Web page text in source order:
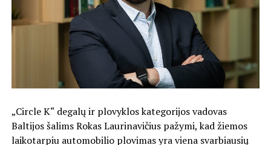
„Circle K“ degalų ir plovyklos kategorijos vadovas
Baltijos šalims Rokas Laurinavičius pažymi, kad žiemos
laikotarpiu automobilio plovimas yra viena svarbiausių